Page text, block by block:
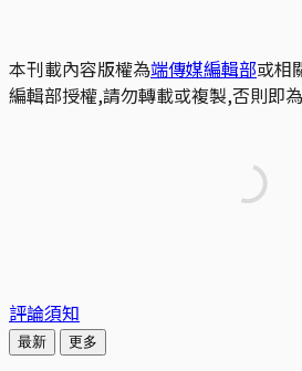
本刊載內容版權為端傳媒編輯部或相
編輯部授權,請勿轉載或複製,否則即
評論須知
最新 更多